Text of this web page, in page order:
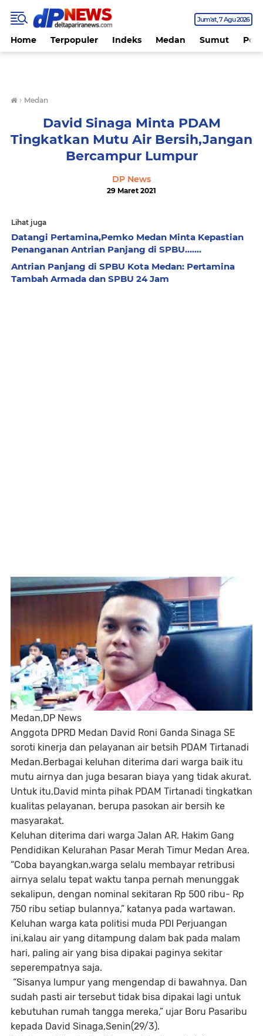
Jum'at 7 Agu 2026
Home Terpopuler Indeks Medan Sumut
› Medan
David Sinaga Minta PDAM
Tingkatkan Mutu Air Bersih,Jangan
Bercampur Lumpur
DP News
29 Maret 2021
Lihat juga
Datangi Pertamina,Pemko Medan Minta Kepastian
Penanganan Antrian Panjang di SPBU.......
Antrian Panjang di SPBU Kota Medan: Pertamina
Tambah Armada dan SPBU 24 Jam
Medan,DP News
Anggota DPRD Medan David Roni Ganda Sinaga SE
soroti kinerja dan pelayanan air betsih PDAM Tirtanadi
Medan.Berbagai keluhan diterima dari warga baik itu
mutu airnya dan juga besaran biaya yang tidak akurat.
Untuk itu,David minta pihak PDAM Tirtanadi tingkatkan
kualitas pelayanan, berupa pasokan air bersih ke
masyarakat.
Keluhan diterima dari warga Jalan AR. Hakim Gang
Pendidikan Kelurahan Pasar Merah Timur Medan Area.
“Coba bayangkan,warga selalu membayar retribusi
airnya selalu tepat waktu tanpa pernah menunggak
sekalipun, dengan nominal sekitaran Rp 500 ribu- Rp
750 ribu setiap bulannya,” katanya pada wartawan.
Keluhan warga kata politisi muda PDI Perjuangan
ini,kalau air yang ditampung dalam bak pada malam
hari, paling air yang bisa dipakai paginya sekitar
seperempatnya saja.
“Sisanya lumpur yang mengendap di bawahnya. Dan
sudah pasti air tersebut tidak bisa dipakai lagi untuk
kebutuhan rumah tangga mereka,” ujar Boru Pasaribu
kepada David Sinaga,Senin(29/3).